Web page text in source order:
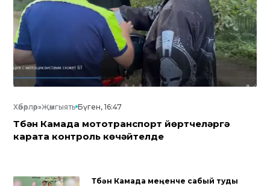
Хәбәрләр»Җәмгыять Бүген, 16:47
Түбән Камада мототранспорт йөртүчеләргә
карата контроль көчәйтелде
Түбән Камада меңенче сабый туды